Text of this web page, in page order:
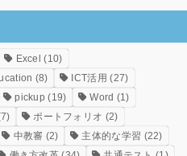
Excel (10)
(8) ICT活用 (27)
pickup (19) Word (1)
ポートフォリオ (2)
中教審 (2) 主体的な学習 (22)